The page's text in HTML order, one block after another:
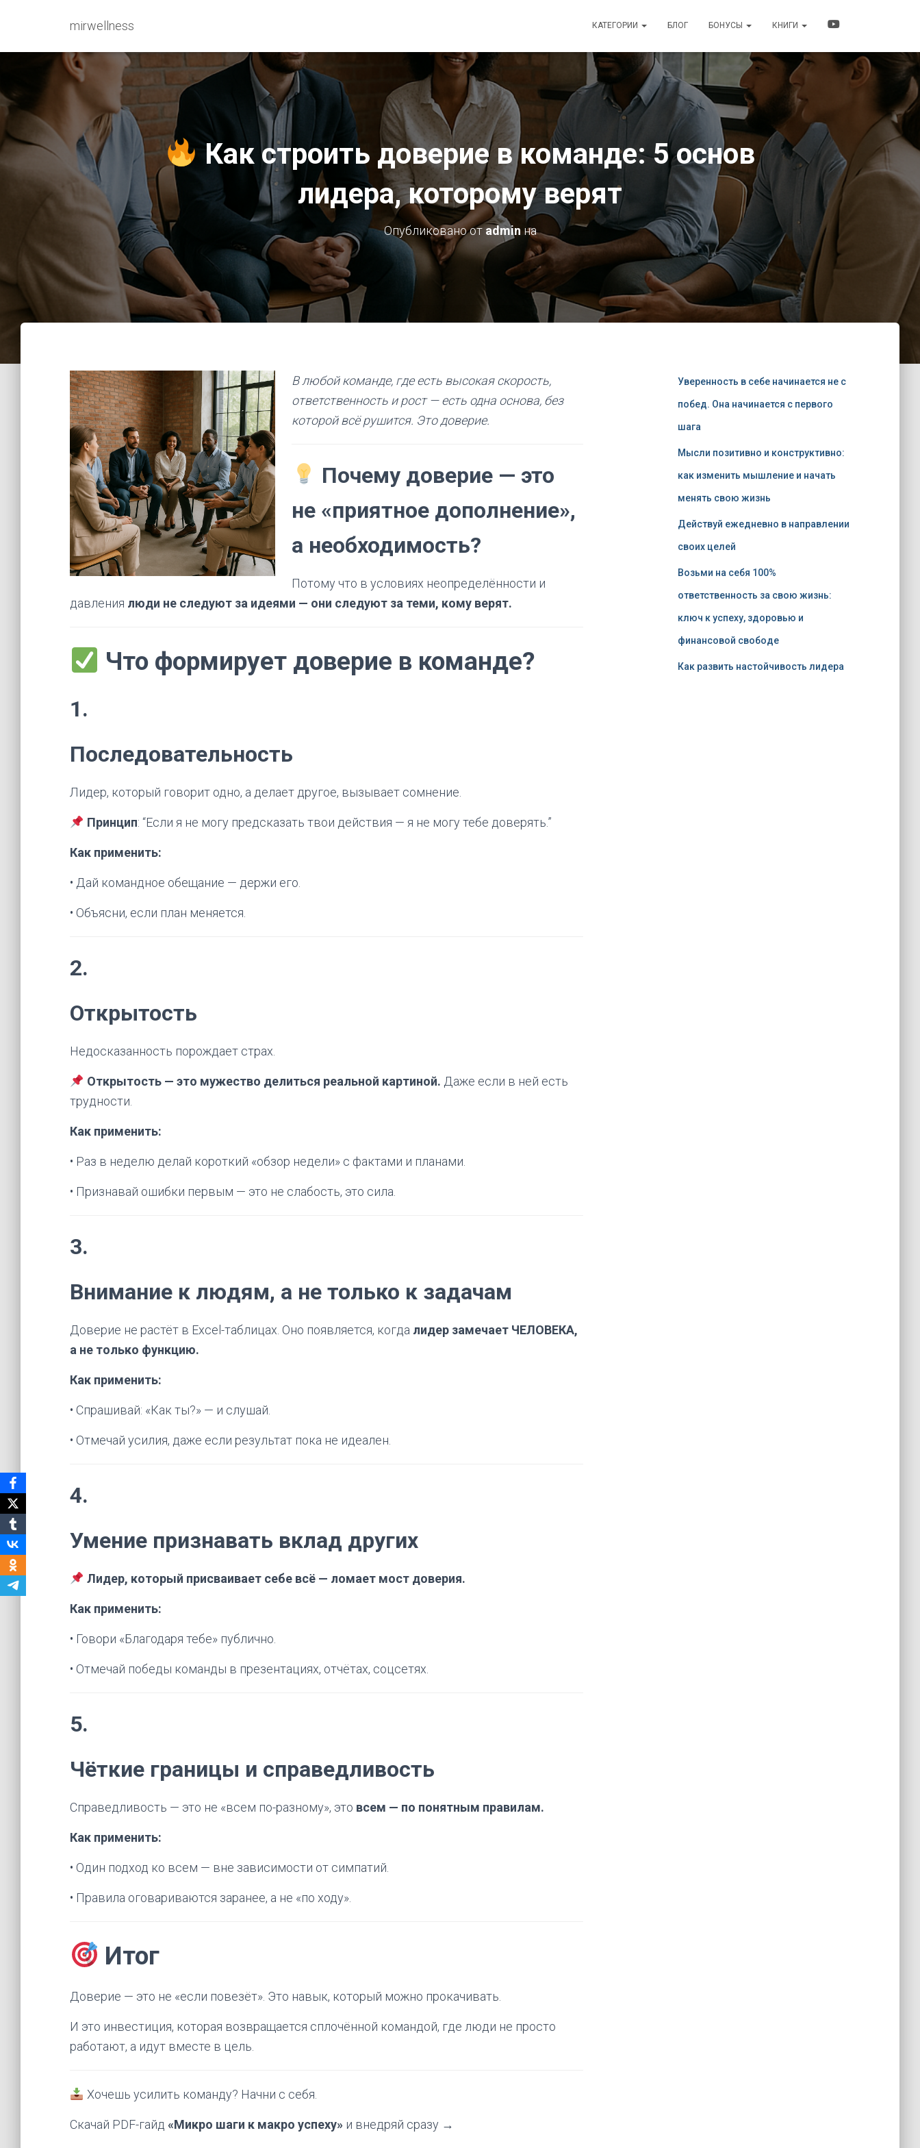
mirwellness КАТЕГОРИИ БЛОГ БОНУСЫ КНИГИ
Как строить доверие в команде: 5 основ
лидера, которому верят
Опубликовано отadmin на
В любой команде, где есть высокая скорость,
ответственность и рост — есть одна основа, без
которой всё рушится. Это доверие.
Почему доверие — это
не «приятное дополнение»,
а необходимость?
Потому что в условиях неопределённости и
давления люди не следуют за идеями — они следуют за теми, кому верят.
Что формирует доверие в команде?
1.
Последовательность
Лидер, который говорит одно, а делает другое, вызывает сомнение.
Принцип: “Если я не могу предсказать твои действия — я не могу тебе доверять.”
Как применить:
• Дай командное обещание — держи его.
• Объясни, если план меняется.
2.
Открытость
Недосказанность порождает страх.
Открытость — это мужество делиться реальной картиной. Даже если в ней есть
трудности.
Как применить:
• Раз в неделю делай короткий «обзор недели» с фактами и планами.
• Признавай ошибки первым — это не слабость, это сила.
3.
Внимание к людям, а не только к задачам
Доверие не растёт в Excel-таблицах. Оно появляется, когда лидер замечает ЧЕЛОВЕКА,
а не только функцию.
Как применить:
• Спрашивай: «Как ты?» — и слушай.
• Отмечай усилия, даже если результат пока не идеален.
4.
Умение признавать вклад других
Лидер, который присваивает себе всё — ломает мост доверия.
Как применить:
• Говори «Благодаря тебе» публично.
• Отмечай победы команды в презентациях, отчётах, соцсетях.
5.
Чёткие границы и справедливость
Справедливость — это не «всем по-разному», это всем — по понятным правилам.
Как применить:
• Один подход ко всем — вне зависимости от симпатий.
• Правила оговариваются заранее, а не «по ходу».
Итог
Доверие — это не «если повезёт». Это навык, который можно прокачивать.
И это инвестиция, которая возвращается сплочённой командой, где люди не просто
работают, а идут вместе в цель.
Хочешь усилить команду? Начни с себя.
Скачай PDF-гайд «Микро шаги к макро успеху» и внедряй сразу →
Уверенность в себе начинается не с
побед. Она начинается с первого
шага
Мысли позитивно и конструктивно:
как изменить мышление и начать
менять свою жизнь
Действуй ежедневно в направлении
своих целей
Возьми на себя 100%
ответственность за свою жизнь:
ключ к успеху, здоровью и
финансовой свободе
Как развить настойчивость лидера